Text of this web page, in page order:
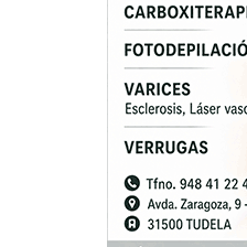
contra el cáncer
Aplicada (CIMA) de
como objetivo
tratamientos ya
frente al cáncer, de
tumorales y sea
el Dr. Pablo